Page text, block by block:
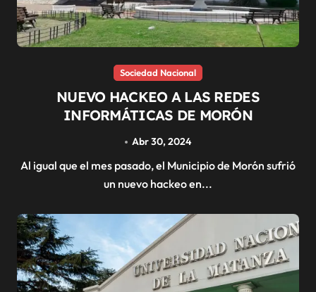
Sociedad Nacional
NUEVO HACKEO A LAS REDES
INFORMÁTICAS DE MORÓN
Abr 30, 2024
Al igual que el mes pasado, el Municipio de Morón sufrió
un nuevo hackeo en...